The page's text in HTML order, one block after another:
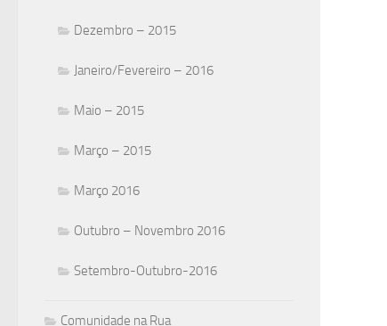
Dezembro – 2015
Janeiro/Fevereiro – 2016
Maio – 2015
Março – 2015
Março 2016
Outubro – Novembro 2016
Setembro-Outubro-2016
Comunidade na Rua